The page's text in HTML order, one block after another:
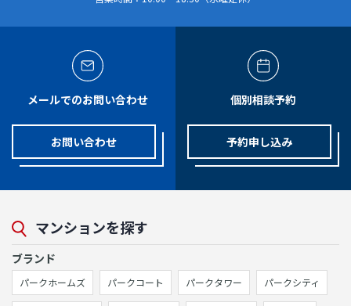
メールでのお問い合わせ
お問い合わせ
個別相談予約
予約申し込み
マンションを探す
ブランド
パークホームズ パークコート パークタワー パークシティ